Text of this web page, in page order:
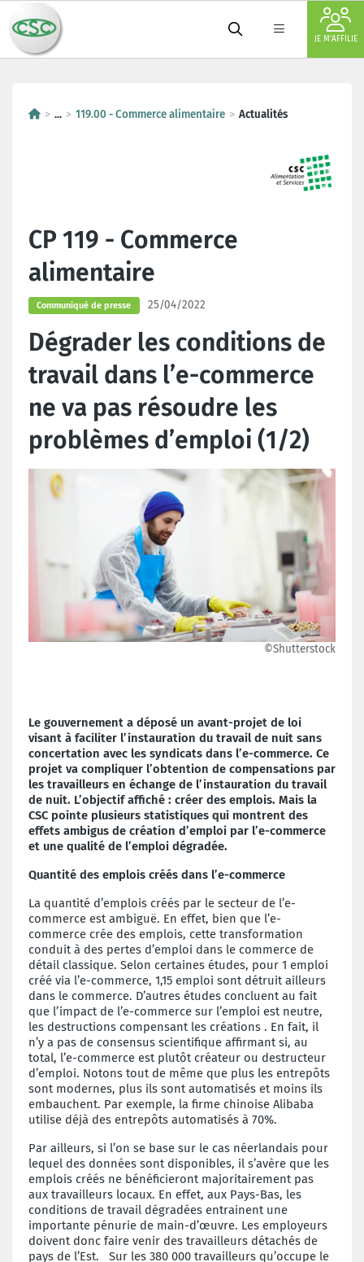
JE M'AFFILIE
... 119.00 - Commerce alimentaire Actualités
CP 119 - Commerce
alimentaire
Communiqué de presse 25/04/2022
Dégrader les conditions de
travail dans l’e-commerce
ne va pas résoudre les
problèmes d’emploi (1/2)
©Shutterstock
Le gouvernement a déposé un avant-projet de loi
visant à faciliter l’instauration du travail de nuit sans
concertation avec les syndicats dans l’e-commerce. Ce
projet va compliquer l’obtention de compensations par
les travailleurs en échange de l’instauration du travail
de nuit. L’objectif affiché : créer des emplois. Mais la
CSC pointe plusieurs statistiques qui montrent des
effets ambigus de création d’emploi par l’e-commerce
et une qualité de l’emploi dégradée.
Quantité des emplois créés dans l’e-commerce
La quantité d’emplois créés par le secteur de l’e-
commerce est ambiguë. En effet, bien que l’e-
commerce crée des emplois, cette transformation
conduit à des pertes d’emploi dans le commerce de
détail classique. Selon certaines études, pour 1 emploi
créé via l’e-commerce, 1,15 emploi sont détruit ailleurs
dans le commerce. D’autres études concluent au fait
que l’impact de l’e-commerce sur l’emploi est neutre,
les destructions compensant les créations . En fait, il
n’y a pas de consensus scientifique affirmant si, au
total, l’e-commerce est plutôt créateur ou destructeur
d’emploi. Notons tout de même que plus les entrepôts
sont modernes, plus ils sont automatisés et moins ils
embauchent. Par exemple, la firme chinoise Alibaba
utilise déjà des entrepôts automatisés à 70%.
Par ailleurs, si l’on se base sur le cas néerlandais pour
lequel des données sont disponibles, il s’avère que les
emplois créés ne bénéficieront majoritairement pas
aux travailleurs locaux. En effet, aux Pays-Bas, les
conditions de travail dégradées entrainent une
importante pénurie de main-d’œuvre. Les employeurs
doivent donc faire venir des travailleurs détachés de
pays de l’Est. Sur les 380 000 travailleurs qu’occupe le